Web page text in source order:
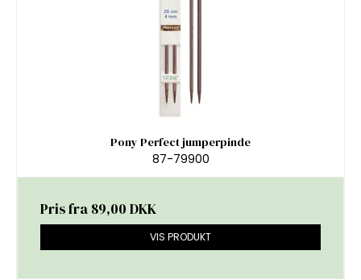
Pony Perfect jumperpinde
87-79900
Pris fra 89,00 DKK
VIS PRODUKT